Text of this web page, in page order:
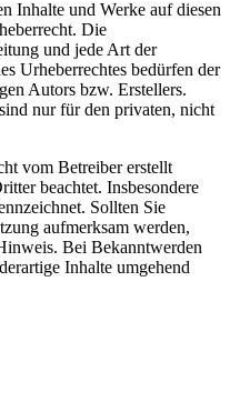
Inhalte und Werke auf diesen
Die
und jede Art der
Urheberrechtes bedürfen der
Autors bzw. Erstellers.
nur für den privaten, nicht
vom Betreiber erstellt
beachtet. Insbesondere
Sollten Sie
aufmerksam werden,
Bei Bekanntwerden
Inhalte umgehend